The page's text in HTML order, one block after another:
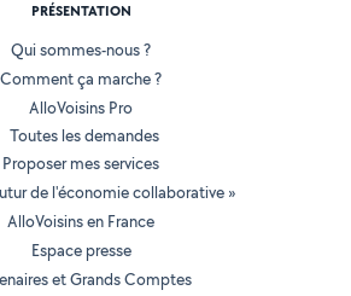
PRÉSENTATION
Qui sommes-nous ?
Comment ça marche ?
AlloVoisins Pro
Toutes les demandes
Proposer mes services
de l'économie collaborative »
AlloVoisins en France
Espace presse
et Grands Comptes